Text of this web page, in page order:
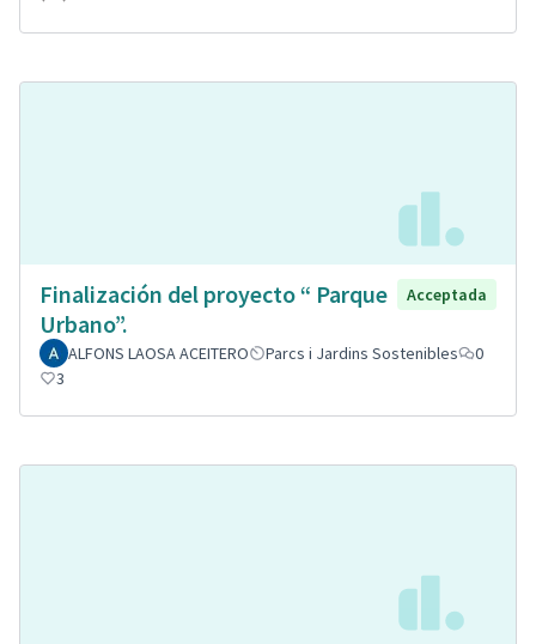
Finalización del proyecto “ Parque
Urbano”.
Acceptada
ALFONS LAOSA ACEITERO Parcs i Jardins Sostenibles
0
3